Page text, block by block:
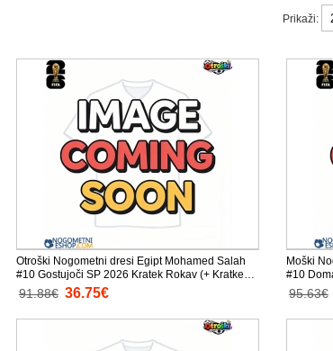
Prikaži:
Otroški Nogometni dresi Egipt Mohamed Salah
#10 Gostujoči SP 2026 Kratek Rokav (+ Kratke
hlače)
91.88€ 36.75€
Moški
#10
95.63€